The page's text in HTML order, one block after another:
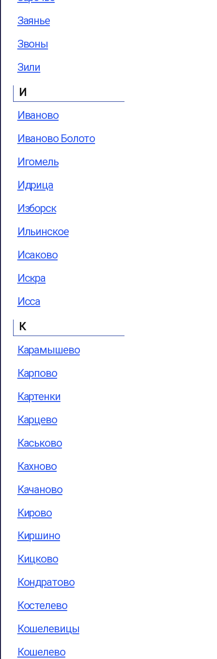
Заянье
Звоны
Зили
И
Иваново
Иваново Болото
Игомель
Идрица
Изборск
Ильинское
Исаково
Искра
Исса
К
Карамышево
Карпово
Картенки
Карцево
Каськово
Кахново
Качаново
Кирово
Киршино
Кицково
Кондратово
Костелево
Кошелевицы
Кошелево